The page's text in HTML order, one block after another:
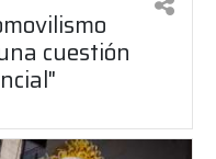
cuestión